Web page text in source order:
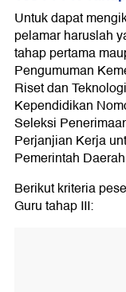
Untuk dapat
pelamar haruslah
tahap pertama
Pengumuman
Riset dan
Kependidikan
Seleksi
Perjanjian Kerja
Pemerintah
Berikut kriteria
Guru tahap III: